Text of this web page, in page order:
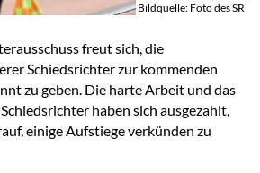
Bildquelle: Foto des SR
freut sich, die
Schiedsrichter zur kommenden
zu geben. Die harte Arbeit und das
haben sich ausgezahlt,
einige Aufstiege verkünden zu